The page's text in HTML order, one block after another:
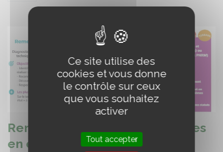
Remettre ses prairies naturelles
en état (58)
Ce site utilise des
cookies et vous donne
le contrôle sur ceux
que vous souhaitez
activer
Tout accepter